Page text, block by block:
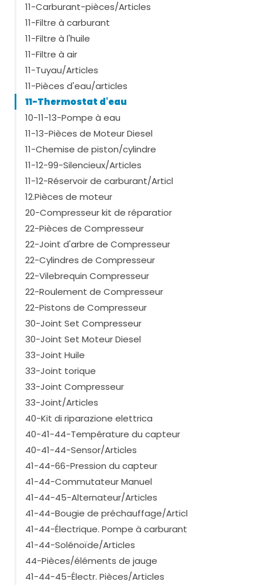
Convient pour le genre
MD100(1)
T1000
(1)
T1000R Spectrum
T1200R(1)
T1200R Spectrum(1)
T600(1)
Montre plus
11-Carburant-pièces/Articles
11-Filtre à carburant
11-Filtre à l'huile
11-Filtre à air
11-Tuyau/Articles
11-Pièces d'eau/articles
11-Thermostat d'eau
10-11-13-Pompe à eau
11-13-Pièces de Moteur Diesel
11-Chemise de piston/cylindre
11-12-99-Silencieux/Articles
11-12-Réservoir de carburant/Articl
12.Pièces de moteur
20-Compresseur kit de réparatior
22-Pièces de Compresseur
22-Joint d'arbre de Compresseur
22-Cylindres de Compresseur
22-Vilebrequin Compresseur
22-Roulement de Compresseur
22-Pistons de Compresseur
30-Joint Set Compresseur
30-Joint Set Moteur Diesel
33-Joint Huile
33-Joint torique
33-Joint Compresseur
33-Joint/Articles
40-Kit di riparazione elettrica
40-41-44-Température du capteur
40-41-44-Sensor/Articles
41-44-66-Pression du capteur
41-44-Commutateur Manuel
41-44-45-Alternateur/Articles
41-44-Bougie de préchauffage/Articl
41-44-Électrique. Pompe à carburant
41-44-Solénoïde/Articles
44-Pièces/éléments de jauge
41-44-45-Électr. Pièces/Articles